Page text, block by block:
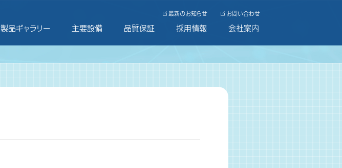
最新のお知らせ お問い合わせ
製品ギャラリー 主要設備 品質保証 採用情報 会社案内